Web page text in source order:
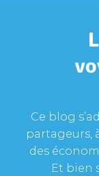
Ce blog
partageurs,
des
Et bien